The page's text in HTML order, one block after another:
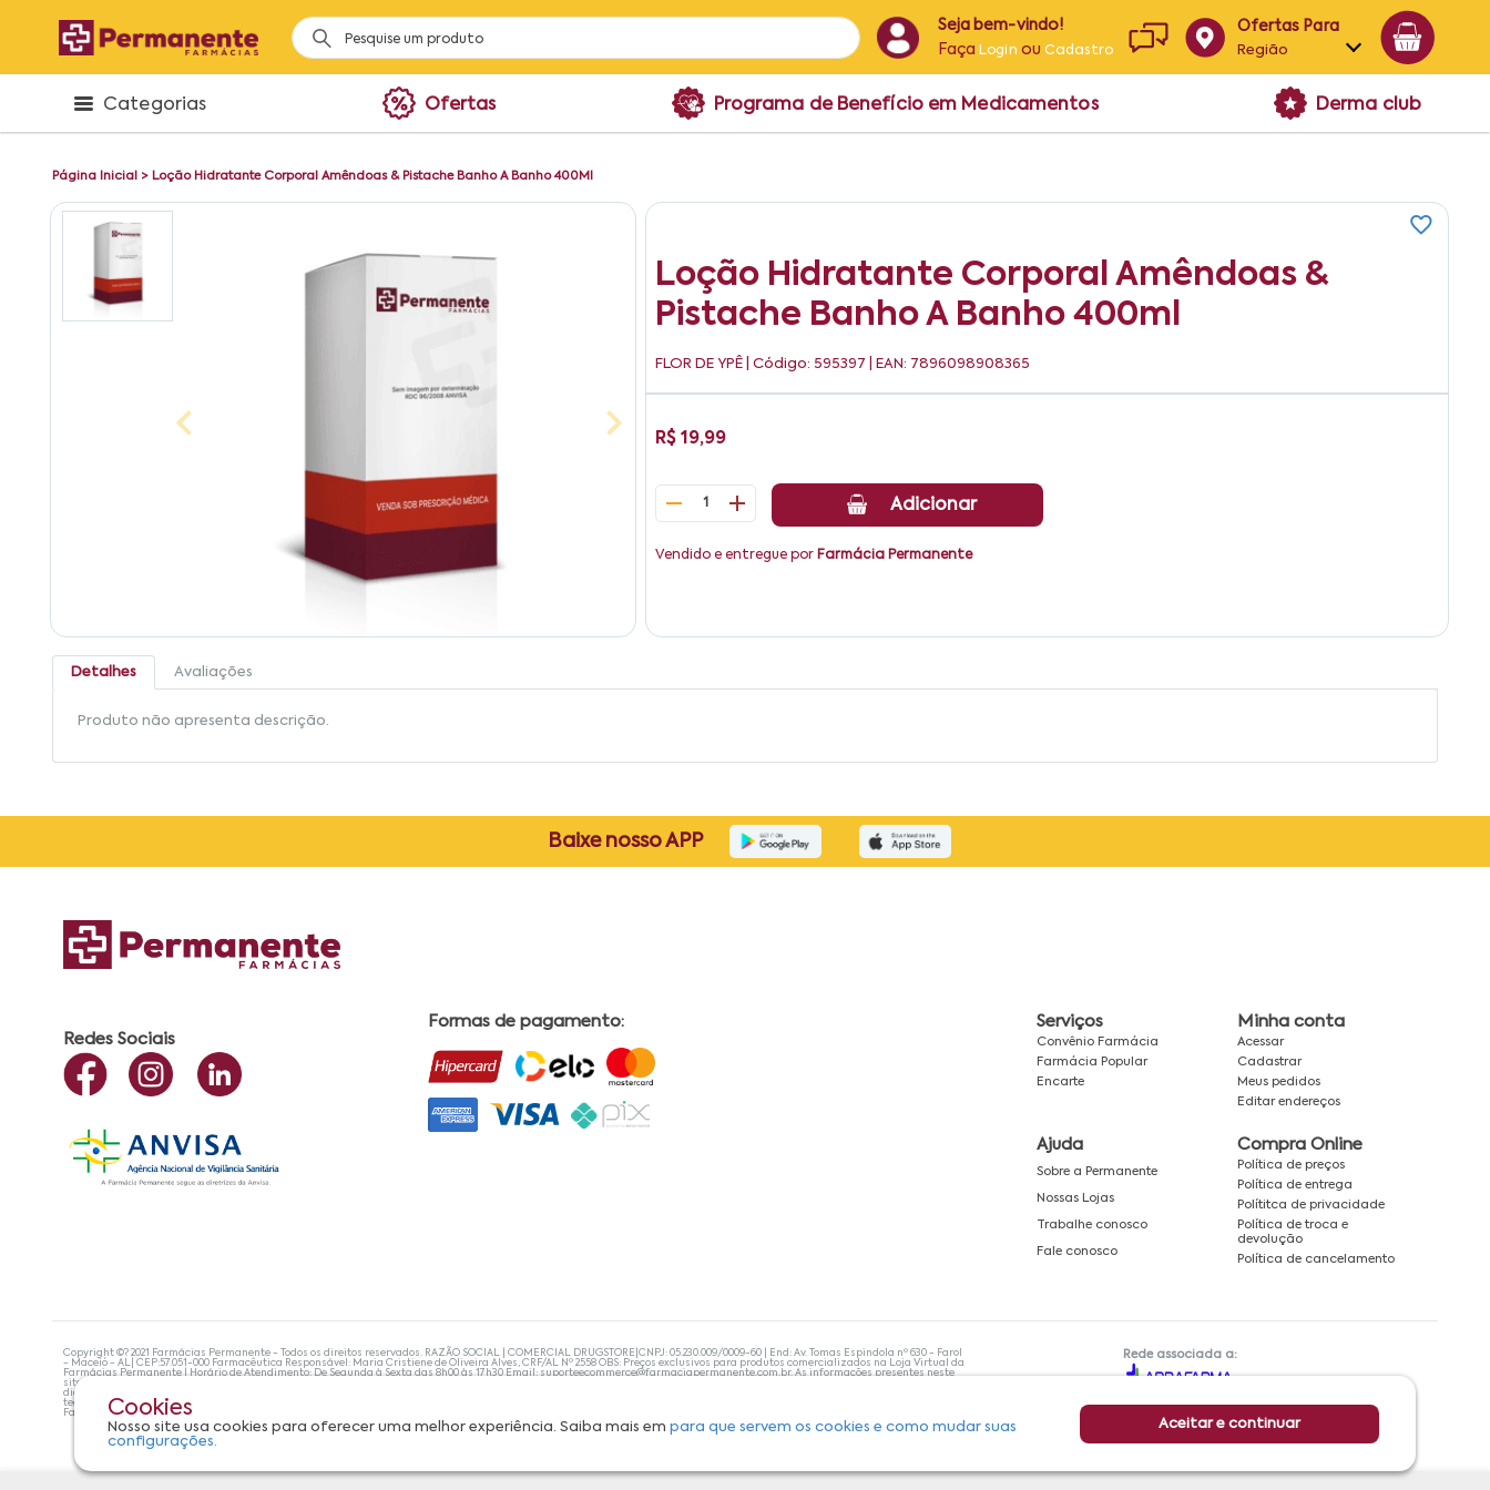
Seja bem-vindo!
Faça Login ouCadastro
Ofertas Para
Região
Alagoas
Categorias Ofertas Programa de Benefício em Medicamentos Derma club
Página Inicial > Loção Hidratante Corporal Amêndoas & Pistache Banho A Banho 400Ml
Loção Hidratante Corporal Amêndoas &
Pistache Banho A Banho 400ml
FLOR DE YPÊ | Código: 595397 | EAN: 7896098908365
R$ 19,99
1 Adicionar
Vendido e entregue por Farmácia Permanente
Detalhes Avaliações
Produto não apresenta descrição.
Cookies
Nosso site usa cookies para oferecer uma melhor experiência. Saiba mais empara que servem os cookies e como mudar suas
configurações.
Aceitar e continuar
Baixe nosso APP
Redes Sociais
Formas de pagamento: Serviços
Convênio Farmácia
Farmácia Popular
Encarte
Minha conta
Acessar
Cadastrar
Meus pedidos
Editar endereços
Ajuda
Sobre a Permanente
Nossas Lojas
Trabalhe conosco
Fale conosco
Compra Online
Política de preços
Política de entrega
Polítitca de privacidade
Política de troca e
devolução
Política de cancelamento
Copyright ©? 2021 Farmácias Permanente - Todos os direitos reservados. RAZÃO SOCIAL | COMERCIAL DRUGSTORE|CNPJ: 05.230.009/0009-60 | End: Av. Tomas Espindola nº 630 - Farol
- Maceió - AL| CEP:57.051-000 Farmacêutica Responsável: Maria Cristiene de Oliveira Alves, CRF/AL Nº 2558 OBS: Preços exclusivos para produtos comercializados na Loja Virtual da
Farmácias Permanente | Horário de Atendimento: De Segunda à Sexta das 8h00 às 17h30 Email: suporteecommerce@farmaciapermanente.com.br. As informações presentes neste
site não devem ser utilizadas para automedicação e, de forma alguma, substituem as orientações de um profissional da área médica. Apenas o médico está capacitado para
diagnosticar problemas de saúde e prescrever o tratamento adequado. Se os sintomas persistirem, um médico deve ser consultado. A Farmácia Permanente trabalha com as
tecnologias mais avançadas de proteção de dados, para que você possa realizar suas compras com tranquilidade. A privacidade e a segurança dos clientes são compromissos da
Farmácias Permanente. Todos os pedidos efetuados estão sujeitos à confirmação da disponibilidade de produto em nosso estoque.
Rede associada a: